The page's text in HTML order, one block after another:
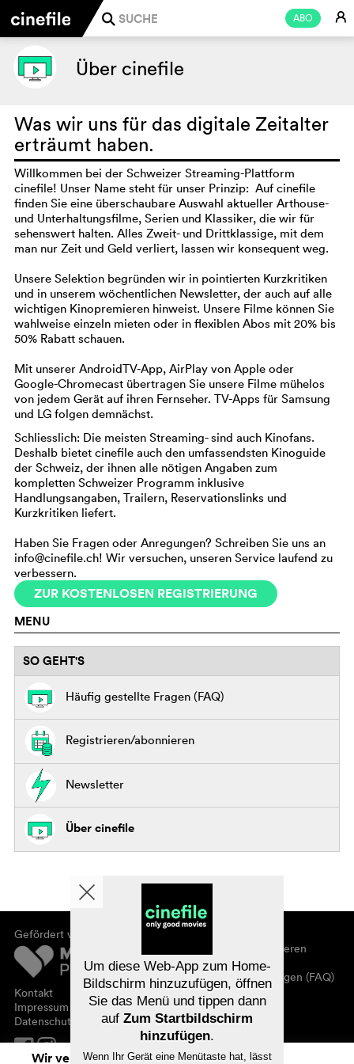
ABO E
j
Über cinefile
Was wir uns für das digitale Zeitalter
erträumt haben.
Willkommen bei der Schweizer Streaming-Plattform
cinefile! Unser Name steht für unser Prinzip: Auf cinefile
finden Sie eine überschaubare Auswahl aktueller Arthouse-
und Unterhaltungsfilme, Serien und Klassiker, die wir für
sehenswert halten. Alles Zweit- und Drittklassige, mit dem
man nur Zeit und Geld verliert, lassen wir konsequent weg.
Unsere Selektion begründen wir in pointierten Kurzkritiken
und in unserem wöchentlichen Newsletter, der auch auf alle
wichtigen Kinopremieren hinweist. Unsere Filme können Sie
wahlweise einzeln mieten oder in flexiblen Abos mit 20% bis
50% Rabatt schauen.
Mit unserer AndroidTV-App, AirPlay von Apple oder
Google-Chromecast übertragen Sie unsere Filme mühelos
von jedem Gerät auf ihren Fernseher. TV-Apps für Samsung
und LG folgen demnächst.
Schliesslich: Die meisten Streaming- sind auch Kinofans.
Deshalb bietet cinefile auch den umfassendsten Kinoguide
der Schweiz, der ihnen alle nötigen Angaben zum
kompletten Schweizer Programm inklusive
Handlungsangaben, Trailern, Reservationslinks und
Kurzkritiken liefert.
Haben Sie Fragen oder Anregungen? Schreiben Sie uns an
info@cinefile.ch! Wir versuchen, unseren Service laufend zu
verbessern.
ZUR KOSTENLOSEN REGISTRIERUNG
MENU
SO GEHT'S
Häufig gestellte Fragen (FAQ)
Registrieren/abonnieren
Newsletter
Über cinefile
Gefördert von
Kontakt
Impressum
Datenschutz
Registrieren/abonnieren
Newsletter
Häufig gestellte Fragen (FAQ)
Gutscheine
Wir verwenden Cookies. Mit dem
Um diese Web-App zum Home-
Bildschirm hinzuzufügen, öffnen
Sie das Menü und tippen dann
auf Zum Startbildschirm
hinzufügen.
Wenn Ihr Gerät eine Menütaste hat, lässt